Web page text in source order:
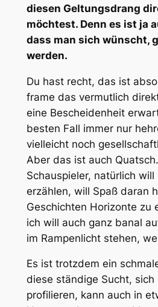
diesen Geltungsdrang
möchtest. Denn es ist ja
dass man sich wünscht,
werden.
Du hast recht, das ist
frame das vermutlich
eine Bescheidenheit
besten Fall immer nur
vielleicht noch
Aber das ist auch
Schauspieler, natürlich
erzählen, will Spaß daran
Geschichten Horizonte zu
ich will auch ganz banal
im Rampenlicht stehen,
Es ist trotzdem ein
diese ständige Sucht, sich
profilieren, kann auch in